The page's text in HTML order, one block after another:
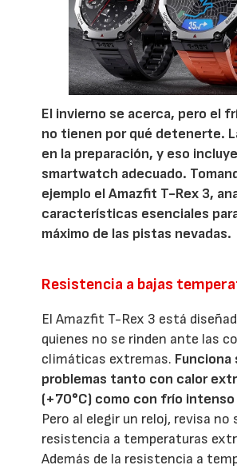
El invierno se acerca, pero el
no tienen por qué detenerte.
en la preparación, y eso
smartwatch adecuado.
ejemplo el Amazfit T-Rex 3,
características esenciales
máximo de las pistas nevadas.
Resistencia a bajas
El Amazfit T-Rex 3 está
quienes no se rinden ante las
climáticas extremas. Funciona
problemas tanto con calor
(+70°C) como con frío intenso
Pero al elegir un reloj, revisa no
resistencia a temperaturas
Además de la resistencia a